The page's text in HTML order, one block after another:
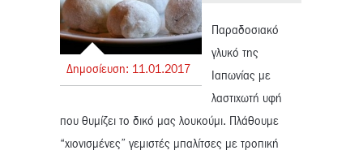
Δημοσίευση: 11.01.2017
Παραδοσιακό
γλυκό της
Ιαπωνίας με
λαστιχωτή υφή
που θυμίζει το δικό μας λουκούμι. Πλάθουμε
“χιονισμένες” γεμιστές μπαλίτσες με τροπική